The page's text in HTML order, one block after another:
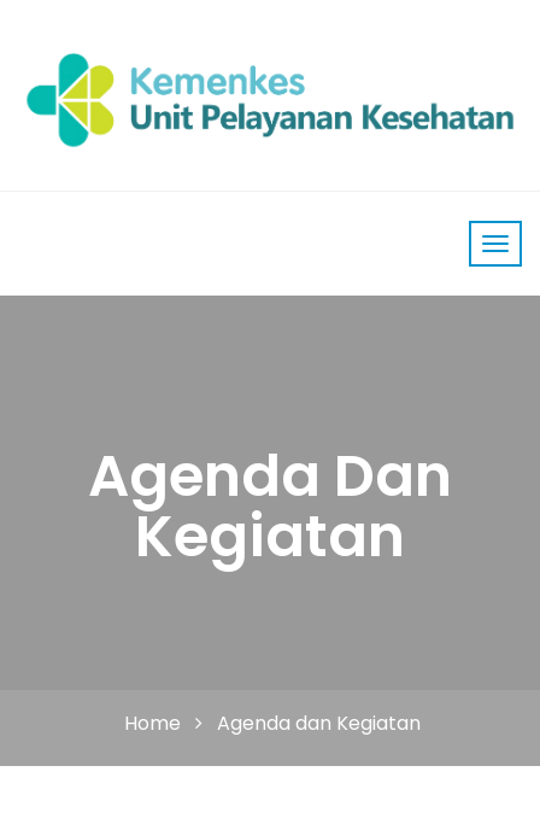
Agenda Dan
Kegiatan
Home Agenda dan Kegiatan